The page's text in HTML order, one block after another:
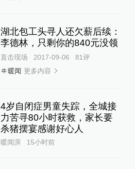
湖北包工头寻人还欠薪后续：
李德林，只剩你的840元没领
直击现场 2017-09-06 81评
暖闻 更多内容
4岁自闭症男童失踪，全城接
力苦寻80小时获救，家长要
杀猪摆宴感谢好心人
暖闻湃 15小时前